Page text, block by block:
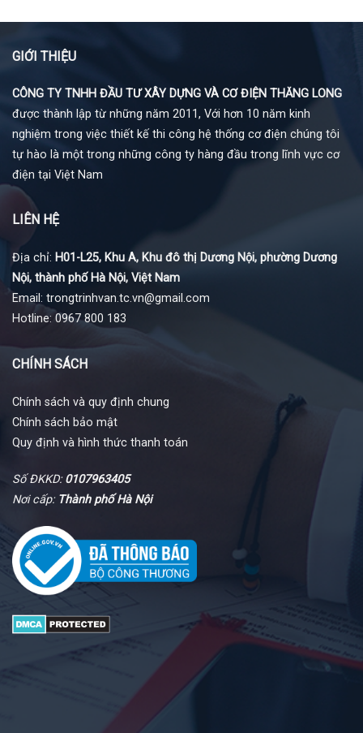
GIỚI THIỆU
CÔNG TY TNHH ĐẦU TƯ XÂY DỰNG VÀ CƠ ĐIỆN THĂNG LONG
được thành lập từ những năm 2011, Với hơn 10 năm kinh
nghiệm trong việc thiết kế thi công hệ thống cơ điện chúng tôi
tự hào là một trong những công ty hàng đầu trong lĩnh vực cơ
điện tại Việt Nam
LIÊN HỆ
Địa chỉ: H01-L25, Khu A, Khu đô thị Dương Nội, phường Dương
Nội, thành phố Hà Nội, Việt Nam
Email: trongtrinhvan.tc.vn@gmail.com
Hotline: 0967 800 183
CHÍNH SÁCH
Chính sách và quy định chung
Chính sách bảo mật
Quy định và hình thức thanh toán
Số ĐKKD:0107963405
Nơi cấp: Thành phố Hà Nội